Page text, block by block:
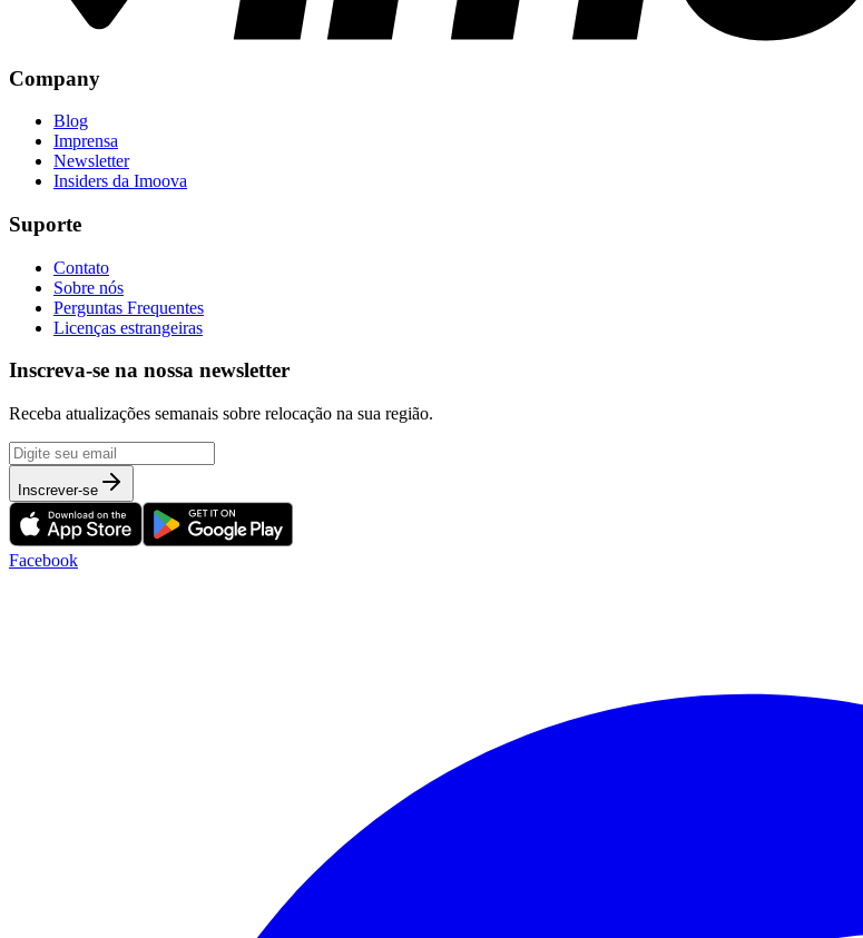
Company
Blog
Imprensa
Newsletter
Insiders da Imoova
Suporte
Contato
Sobre nós
Perguntas Frequentes
Licenças estrangeiras
Inscreva-se na nossa newsletter
Receba atualizações semanais sobre relocação na sua região.
Inscrever-se
Facebook